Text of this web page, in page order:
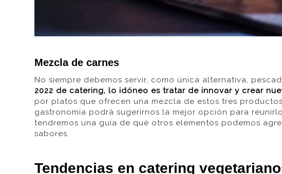
Mezcla de carnes
No siempre debemos servir, como única alternativa,
2022 de catering, lo idóneo es tratar de innovar y crear
por platos que ofrecen una mezcla de estos tres
gastronomía podrá sugerirnos la mejor opción para
tendremos una guía de qué otros elementos podemos
sabores.
Tendencias en catering